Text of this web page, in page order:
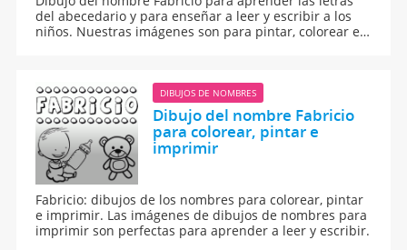
del abecedario y para enseñar a leer y escribir a los
niños. Nuestras imágenes son para pintar, colorear e
DIBUJOS DE NOMBRES
Dibujo del nombre Fabricio
para colorear, pintar e
imprimir
Fabricio: dibujos de los nombres para colorear, pintar
e imprimir. Las imágenes de dibujos de nombres para
imprimir son perfectas para aprender a leer y escribir.